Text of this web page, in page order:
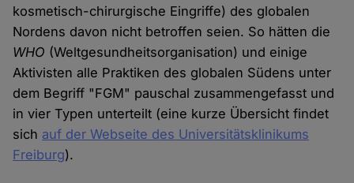
kosmetisch-chirurgische Eingriffe) des globalen
Nordens davon nicht betroffen seien. So hätten die
WHO (Weltgesundheitsorganisation) und einige
Aktivisten alle Praktiken des globalen Südens unter
dem Begriff "FGM" pauschal zusammengefasst und
in vier Typen unterteilt (eine kurze Übersicht findet
sich auf der Webseite des Universitätsklinikums
Freiburg).